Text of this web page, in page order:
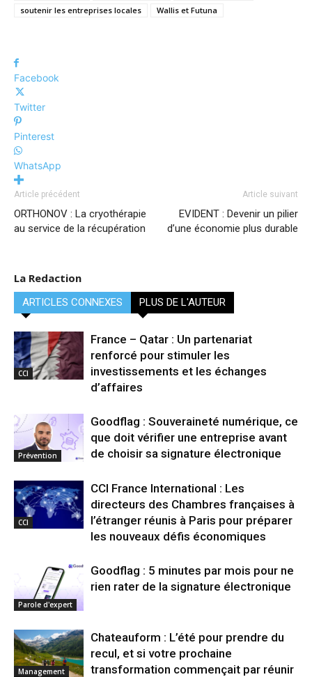
soutenir les entreprises locales Wallis et Futuna
Facebook
Twitter
Pinterest
WhatsApp
Article précédent
ORTHONOV : La cryothérapie
au service de la récupération
Article suivant
EVIDENT : Devenir un pilier
d’une économie plus durable
La Redaction
ARTICLES CONNEXES PLUS DE L'AUTEUR
CCI
France – Qatar : Un partenariat
renforcé pour stimuler les
investissements et les échanges
d’affaires
Prévention
Goodflag : Souveraineté numérique, ce
que doit vérifier une entreprise avant
de choisir sa signature électronique
CCI
CCI France International : Les
directeurs des Chambres françaises à
l’étranger réunis à Paris pour préparer
les nouveaux défis économiques
Parole d'expert
Goodflag : 5 minutes par mois pour ne
rien rater de la signature électronique
Management
Chateauform : L’été pour prendre du
recul, et si votre prochaine
transformation commençait par réunir